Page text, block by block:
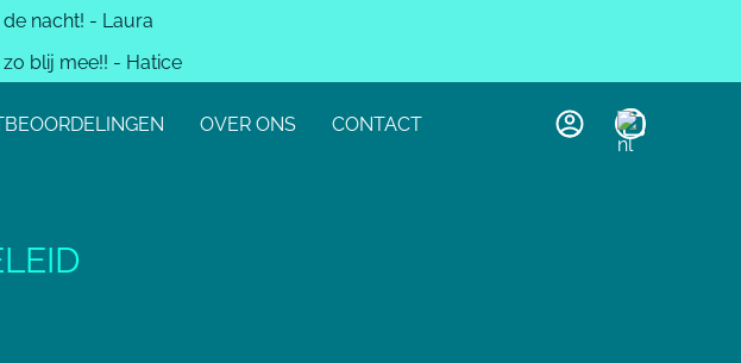
de nacht! - Laura
zo blij mee!! - Hatice
OVER ONS CONTACT
Mijn